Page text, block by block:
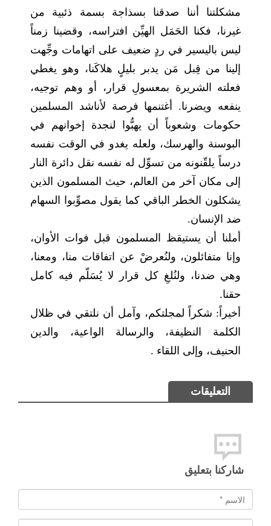
مشكلتنا أننا صدقنا بسذاجة بسمة ذئبية من
غيرنا، فكنا الحَمَل الهيِّن افتراسه، وقضينا زمناً
ليس باليسير في ردٍ ضعيف على اتهامات وجِّهت
إلينا من قِبل مَن يدبر بليلٍ هلاكَنا، وهو يغطي
فعلته الشريرة بمعسولِ قرار، أو وهم توجيه،
ينفعه ويضرنا. أغتنمها فرصة لأناشد المسلمين
حكومات وشعوباً أن يهبُّوا لنجدة إخوانهم في
البوسنة والهرسك، ولعله يغدو في الوقت نفسه
درساً يلقّنونه من تسوِّل له نفسه نقل دائرة النار
إلى مكان آخر من العالم، حيث المسلمون الذين
يشكلون الخطر الباقي كما يقول مصوِّبوا السهام
ضد الإنسان.
أملنا أن يستيقظ المسلمون قبل فوات الأوان،
وإنا متفائلون، ولنُعرضْ عن اتفاقات منا، ومعنا،
وهي ضدنا، ولنُلغِ كل قرار لا يُسَلّم فيه كامل
حقنا.
أخيراً: شكراً لمجلتكم، وآمل أن نلتقي في ظلال
الكلمة النظيفة، والرسالة الواعية، والدين
الحنيف، وإلى اللقاء .
التعليقات
شاركنا بتعليق